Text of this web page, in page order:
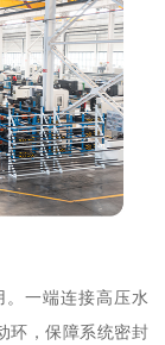
一端连接高压水
环，保障系统密封